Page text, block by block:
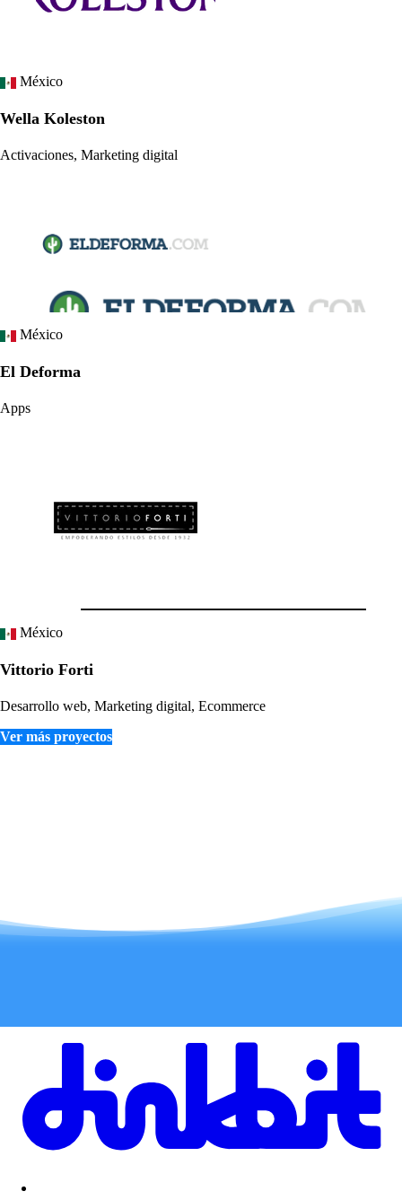
México
Wella Koleston
Activaciones, Marketing digital
México
El Deforma
Apps
México
Vittorio Forti
Desarrollo web, Marketing digital, Ecommerce
Ver más proyectos